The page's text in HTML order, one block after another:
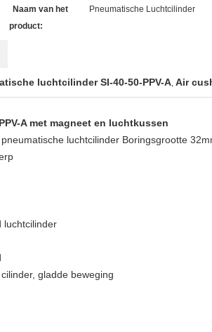
Naam van het
product:
Pneumatische Luchtcilinder
luchtcilinder SI-40-50-PPV-A, Air
A met magneet en luchtkussen
luchtcilinder Boringsgrootte
luchtcilinder
gladde beweging